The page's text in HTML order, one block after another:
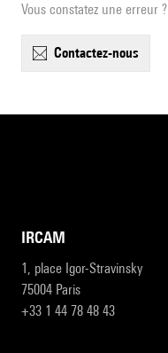
Vous constatez une erreur ?
contactez-nous
IRCAM
1, place Igor-Stravinsky
75004 Paris
+33 1 44 78 48 43